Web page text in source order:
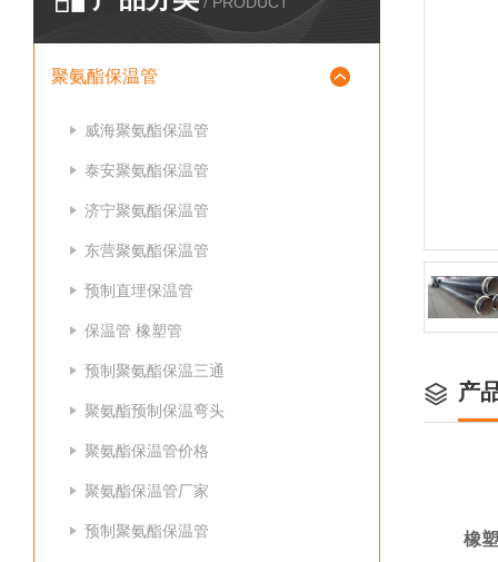
聚氨酯保温管
威海聚氨酯保温管
泰安聚氨酯保温管
济宁聚氨酯保温管
东营聚氨酯保温管
预制直埋保温管
保温管 橡塑管
预制聚氨酯保温三通
聚氨酯预制保温弯头
聚氨酯保温管价格
聚氨酯保温管厂家
预制聚氨酯保温管
产
橡塑